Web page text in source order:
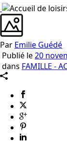
Par Emilie Guédé
Publié le20
dans FAMILLE -